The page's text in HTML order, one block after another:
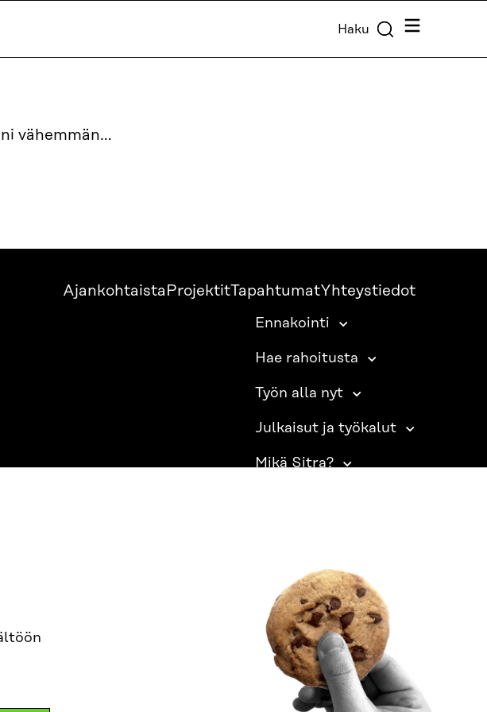
Haku Valikko
vähemmän…
Ajankohtaista ProjektitTapahtumatYhteystiedot
Ennakointi
Hae rahoitusta
Työn alla nyt
Julkaisut ja työkalut
Mikä Sitra?
SITRA SOSIAALISESSA MEDIASSA